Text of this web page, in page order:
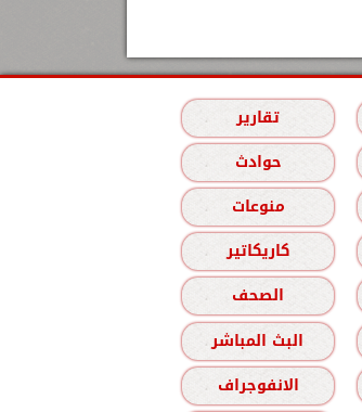
تقارير
حوادث
منوعات
كاريكاتير
الصحف
البث المباشر
الانفوجراف